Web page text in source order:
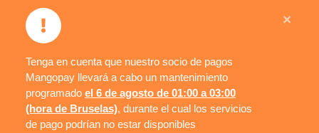
Tenga en cuenta que nuestro socio de pagos
Mangopay llevará a cabo un mantenimiento
programado el 6 de agosto de 01:00 a 03:00
(hora de Bruselas), durante el cual los servicios
de pago podrían no estar disponibles
×